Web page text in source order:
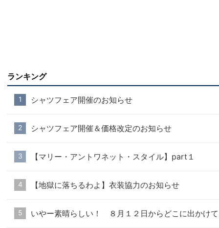
ランキング
シャツフェア開催のお知らせ
シャツフェア開催＆価格改定のお知らせ
【マリー・アントワネット・スタイル】part１
【地獄に落ちるわよ】衣装協力のお知らせ
いやー素晴らしい！ ８月１２日からどこに出かけ